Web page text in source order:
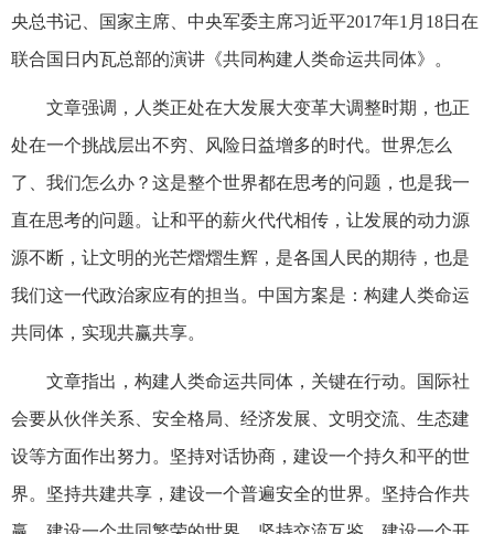
央总书记、国家主席、中央军委主席习近平2017年1月18日在
联合国日内瓦总部的演讲《共同构建人类命运共同体》。
文章强调，人类正处在大发展大变革大调整时期，也正
处在一个挑战层出不穷、风险日益增多的时代。世界怎么
了、我们怎么办？这是整个世界都在思考的问题，也是我一
直在思考的问题。让和平的薪火代代相传，让发展的动力源
源不断，让文明的光芒熠熠生辉，是各国人民的期待，也是
我们这一代政治家应有的担当。中国方案是：构建人类命运
共同体，实现共赢共享。
文章指出，构建人类命运共同体，关键在行动。国际社
会要从伙伴关系、安全格局、经济发展、文明交流、生态建
设等方面作出努力。坚持对话协商，建设一个持久和平的世
界。坚持共建共享，建设一个普遍安全的世界。坚持合作共